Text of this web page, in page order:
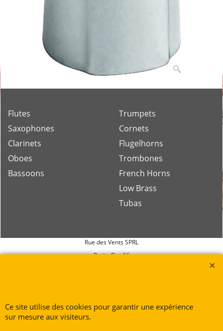
Flutes
Saxophones
Clarinets
Oboes
Bassoons
Trumpets
Cornets
Flugelhorns
Trombones
French Horns
Low Brass
Tubas
Rue des Vents SPRL
Petite Rue 56
Au capital de 5000€ - N°BE1007294916
Ce site utilise des cookies pour garantir une expérience
sur mesure aux visiteurs.